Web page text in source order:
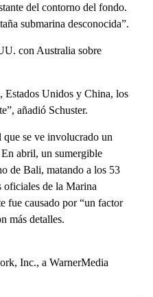
del contorno del fondo.
submarina desconocida”.
con Australia sobre
Estados Unidos y China, los
añadió Schuster.
que se ve involucrado un
abril, un sumergible
de Bali, matando a los 53
oficiales de la Marina
fue causado por “un factor
más detalles.
Inc., a WarnerMedia